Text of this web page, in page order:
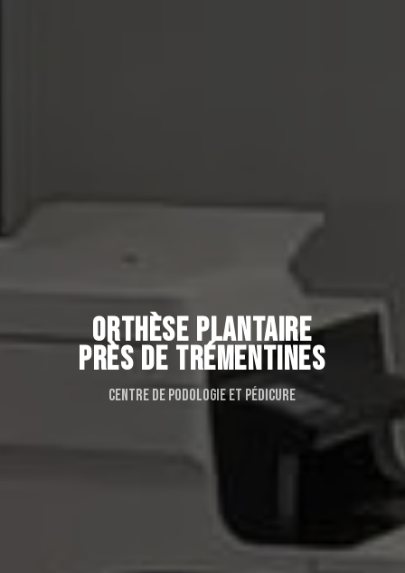
ORTHÈSE PLANTAIRE
PRÈS DE TRÉMENTINES
Centre de podologie et pédicure